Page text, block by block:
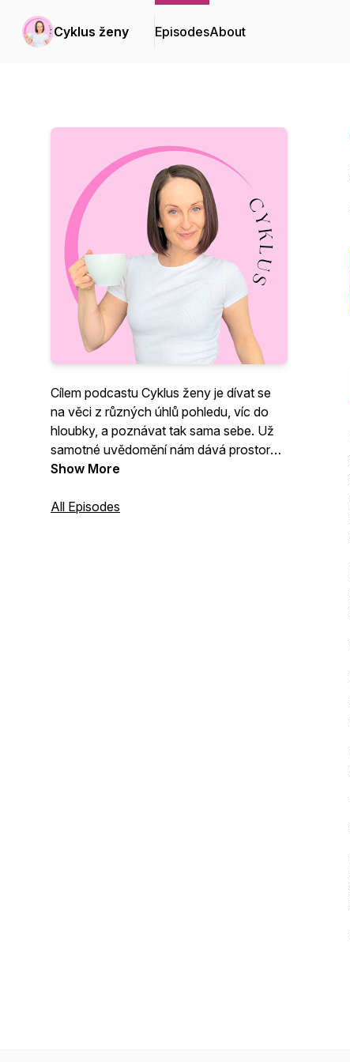
Cyklus ženy EpisodesAbout
Cílem podcastu Cyklus ženy je dívat se
na věci z různých úhlů pohledu, víc do
hloubky, a poznávat tak sama sebe. Už
samotné uvědomění nám dává prostor
pro změnu. Jsem terapeutka kvantové
o všem. Najdeš zde inspiraci a zajímavá
Show More
All Episodes